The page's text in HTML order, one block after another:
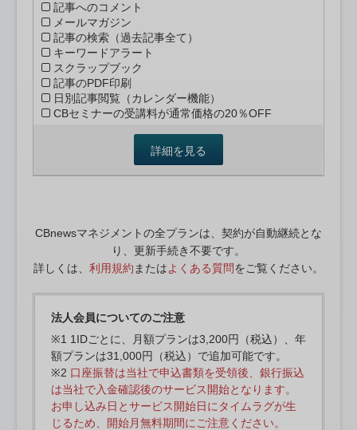
記事へのコメント
メールマガジン
記事の検索（過去記事全て）
キーワードアラート
スクラップブック
記事のPDF印刷
日別記事閲覧（カレンダー機能）
CBセミナーの受講料が通常価格の20％OFF
詳細を見る
CBnewsマネジメントの全プランは、契約が自動継続とな
り、更新手続き不要です。
詳しくは、 利用規約 またはよくある質問をご覧ください。
法人会員についてのご注意
※1 1IDごとに、月額プランは3,200円（税込）、年
額プランは31,000円（税込）で追加可能です。
※2 口座振替は当社で申込書類を受領後、銀行振込
は当社で入金確認後のサービス開始となります。
お申し込み日とサービス開始日にタイムラグが生
じるため、開始月無料期間にご注意ください。